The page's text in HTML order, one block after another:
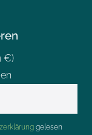
€)
gelesen